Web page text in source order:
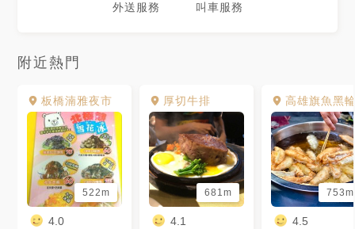
外送服務 叫車服務
附近熱門
板橋湳雅夜市
522m
4.0
厚切牛排
681m
4.1
高雄旗魚黑
753m
4.5